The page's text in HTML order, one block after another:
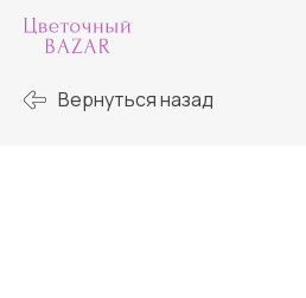
Вернуться назад